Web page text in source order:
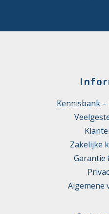
Kennisbank
Zakelijke
Garantie
Algemene